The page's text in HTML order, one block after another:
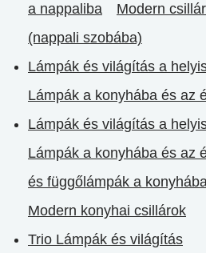
a nappaliba
Modern
(nappali szobába)
Lámpák és világítás a
Lámpák a konyhába és az
Lámpák és világítás a
Lámpák a konyhába és az
és függőlámpák a
Modern konyhai csillárok
Trio Lámpák és világítás